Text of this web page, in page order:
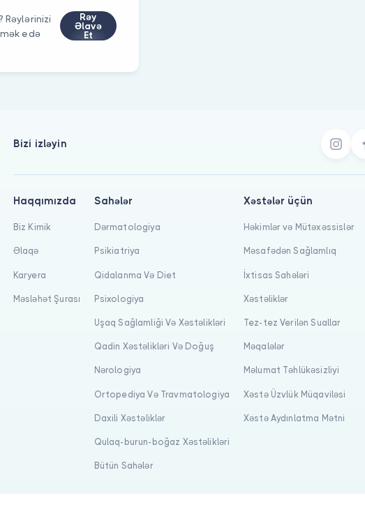
Rəylərinizi
edə
Rəy
Əlavə
Et
Bizi izləyin
Haqqımızda
Biz Kimik
Əlaqə
Karyera
Məsləhət Şurası
Sahələr
Dərmatologiya
Psikiatriya
Qidalanma Və Diet
Psixologiya
Uşaq Sağlamliği Və Xəstəlikləri
Qadin Xəstəlikləri Və Doğuş
Nərologiya
Ortopediya Və Travmatologiya
Daxili Xəstəliklər
Qulaq-burun-boğaz Xəstəlikləri
Bütün Sahələr
Xəstələr üçün
Həkimlər və Mütəxəssislər
Məsafədən Sağlamlıq
İxtisas Sahələri
Xəstəliklər
Tez-tez Verilən Suallar
Məqalələr
Məlumat Təhlükəsizliyi
Xəstə Üzvlük Müqaviləsi
Xəstə Aydınlatma Mətni